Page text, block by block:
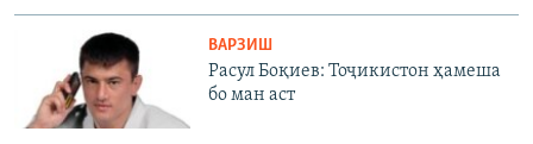
ВАРЗИШ
Расул Боқиев: Тоҷикистон ҳамеша
бо ман аст